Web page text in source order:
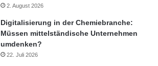
2. August 2026
Digitalisierung in der Chemiebranche:
Müssen mittelständische Unternehmen
umdenken?
22. Juli 2026